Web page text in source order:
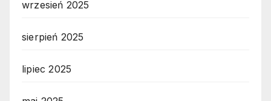
wrzesień 2025
sierpień 2025
lipiec 2025